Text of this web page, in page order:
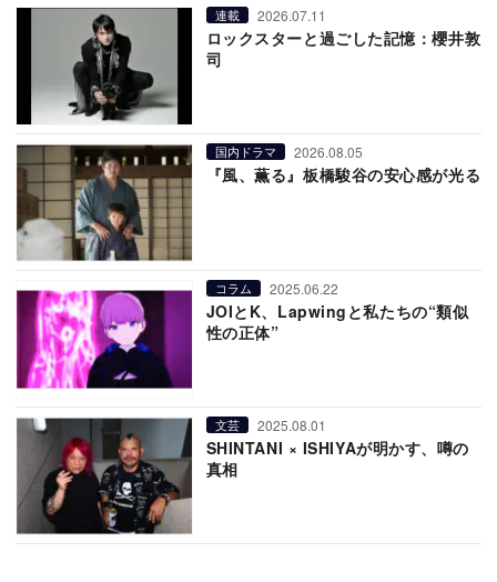
連載 2026.07.11
ロックスターと過ごした記憶：櫻井敦
司
国内ドラマ 2026.08.05
『風、薫る』板橋駿谷の安心感が光る
コラム 2025.06.22
JOIとK、Lapwingと私たちの“類似
性の正体”
文芸 2025.08.01
SHINTANI × ISHIYAが明かす、噂の
真相